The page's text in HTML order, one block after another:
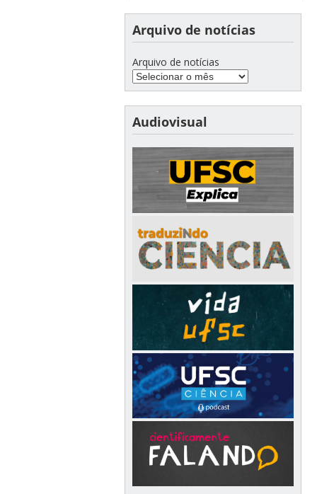
Arquivo de notícias
Arquivo de notícias
Audiovisual